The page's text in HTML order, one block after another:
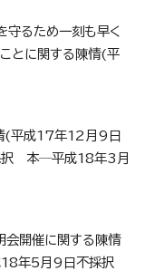
守るため一刻も早く
とに関する陳情(平
(平成17年12月9日
択 本─平成18年3月
会開催に関する陳情
年5月9日不採択